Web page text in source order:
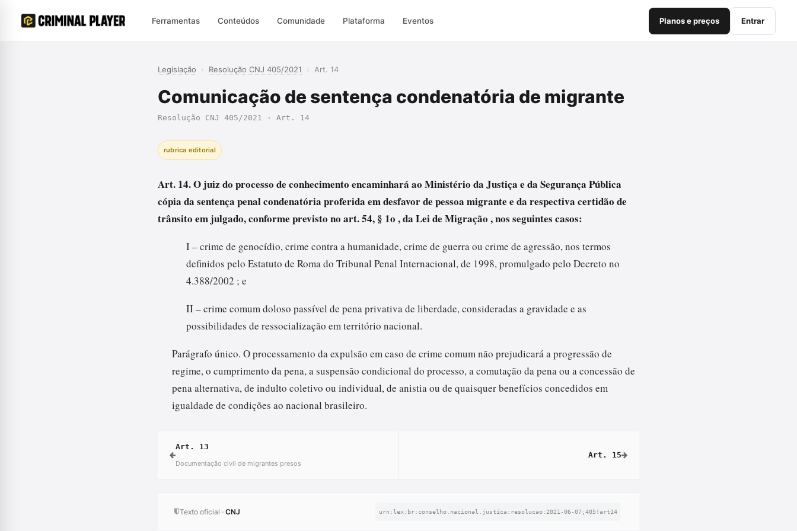
Ferramentas Conteúdos Comunidade Plataforma Eventos Planos e preços Entrar
Legislação › Resolução CNJ 405/2021 › Art. 14
Comunicação de sentença condenatória de migrante
Resolução CNJ 405/2021 · Art. 14
rubrica editorial
Art. 14. O juiz do processo de conhecimento encaminhará ao Ministério da Justiça e da Segurança Pública
cópia da sentença penal condenatória proferida em desfavor de pessoa migrante e da respectiva certidão de
trânsito em julgado, conforme previsto no art. 54, § 1o , da Lei de Migração , nos seguintes casos:
I – crime de genocídio, crime contra a humanidade, crime de guerra ou crime de agressão, nos termos
definidos pelo Estatuto de Roma do Tribunal Penal Internacional, de 1998, promulgado pelo Decreto no
4.388/2002 ; e
II – crime comum doloso passível de pena privativa de liberdade, consideradas a gravidade e as
possibilidades de ressocialização em território nacional.
Parágrafo único. O processamento da expulsão em caso de crime comum não prejudicará a progressão de
regime, o cumprimento da pena, a suspensão condicional do processo, a comutação da pena ou a concessão de
pena alternativa, de indulto coletivo ou individual, de anistia ou de quaisquer benefícios concedidos em
igualdade de condições ao nacional brasileiro.
Art. 13
Documentação civil de migrantes presos
Art. 15
Texto oficial · CNJ urn:lex:br:conselho.nacional.justica:resolucao:2021-06-07;405!art14